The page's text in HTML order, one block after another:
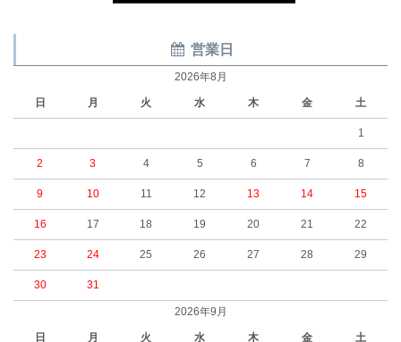
営業日
2026年8月
日 月 火 水 木 金 土
1
2 3 4 5 6 7 8
9 10 11 12 13 14 15
16 17 18 19 20 21 22
23 24 25 26 27 28 29
30 31
2026年9月
日 月 火 水 木 金 土